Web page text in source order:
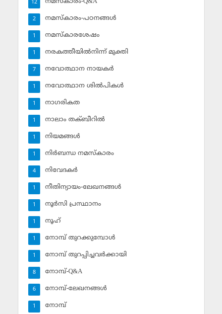
12
നമസ്‌കാരം-പഠനങ്ങള്‍
2
നമസ്‌കാരശേഷം
1
നരകത്തീയില്‍നിന്ന് മുക്തി
1
നവോത്ഥാന നായകര്‍
7
നവോത്ഥാന ശില്‍പികള്‍
1
നാഗരികത
1
നാലാം തക്ബീറില്‍
1
നിയമങ്ങള്‍
1
നിര്‍ബന്ധ നമസ്‌കാരം
1
നിവേദകര്‍
4
നീതിന്യായം-ലേഖനങ്ങള്‍
1
നൂര്‍സി പ്രസ്ഥാനം
1
നൂഹ്‌
1
നോമ്പ് തുറക്കുമ്പോള്‍
1
നോമ്പ് തുറപ്പിച്ചവര്‍ക്കായി
1
നോമ്പ്-Q&A
8
നോമ്പ്-ലേഖനങ്ങള്‍
6
നോമ്പ്‌
1